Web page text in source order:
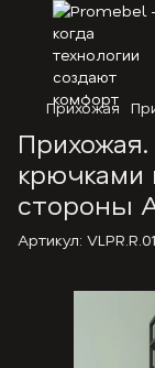
Прихожая
крючками
стороны
Артикул: